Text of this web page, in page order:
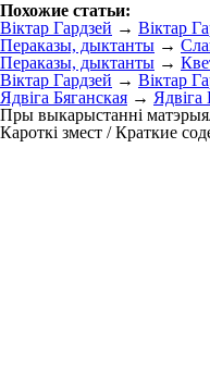
Похожие статьи:
Віктар Гардзей → Віктар
Пераказы, дыктанты →
Пераказы, дыктанты →
Віктар Гардзей → Віктар
Ядвіга Бяганская → Ядвіга
Пры выкарыстанні
Кароткі змест / Краткие